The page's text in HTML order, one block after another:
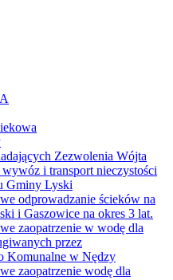
Zezwolenia Wójta
i transport nieczystości
Gminy Lyski
odprowadzanie ścieków na
i Gaszowice na okres 3 lat.
zaopatrzenie w wodę dla
przez
Komunalne w Nędzy
zaopatrzenie wodę dla